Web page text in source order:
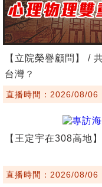
【立院榮譽顧問】 /
台灣？
直播時間：2026/08/06
【王定宇在308高地
直播時間：2026/08/06